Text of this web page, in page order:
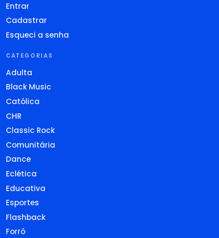
Entrar
Cadastrar
Esqueci a senha
CATEGORIAS
Adulta
Black Music
Católica
CHR
Classic Rock
Comunitária
Dance
Eclética
Educativa
Esportes
Flashback
Forró